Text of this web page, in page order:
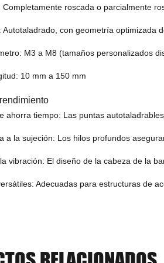
Completamente roscada o parcialmente
Autotaladrado, con geometría optimizada
M3 a M8 (tamaños personalizados
10 mm a 150 mm
ahorra tiempo: Las puntas
a la sujeción: Los hilos profundos
vibración: El diseño de la cabeza de la
Adecuadas para estructuras de